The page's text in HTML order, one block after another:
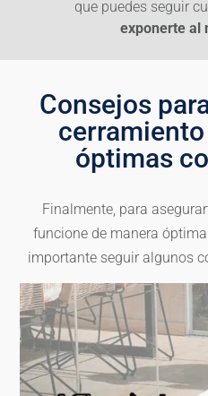
que puedes seguir
exponerte al
Consejos
óptimas
Finalmente, para
funcione de manera
importante seguir algunos